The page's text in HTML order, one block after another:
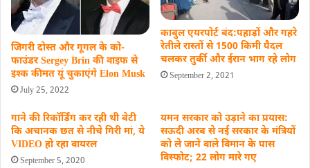
जिगरी दोस्त और गूगल के को-
फाउंडर Sergey Brin की वाइफ से
इश्क कीमत यूं चुकाएंगे Elon Musk
July 25, 2022
काबुल एयरपोर्ट बंद:पहाड़ों और गहरे
रेतीले रास्तों से 1500 किमी पैदल
चलकर तुर्की और ईरान भाग रहे लोग
September 2, 2021
गाने की रिकॉर्डिंग कर रही थी बेटी
कि अचानक छत से नीचे गिरी मां, ये
VIDEO हो रहा वायरल
September 5, 2020
यमन सरकार को उड़ाने का प्रयास:
सऊदी अरब से नई सरकार के मंत्रियों
को ले जाने वाले विमान के पास
विस्फोट; 22 लोग मारे गए